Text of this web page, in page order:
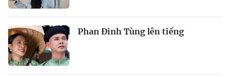
Phan Đinh Tùng lên tiếng